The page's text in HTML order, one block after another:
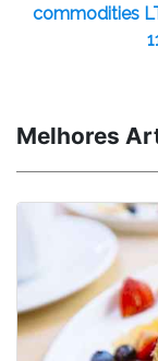
commodities
Melhores